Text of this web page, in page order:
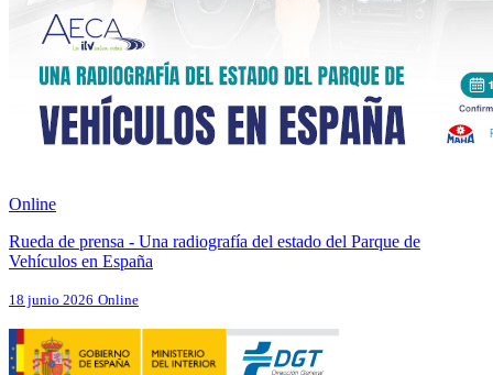
Online
Rueda de prensa - Una radiografía del estado del Parque de
Vehículos en España
18 junio 2026 Online